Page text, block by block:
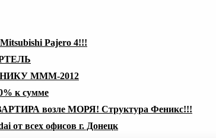
Pajero 4!!!
МММ-2012
к сумме
возле МОРЯ! Структура Феникс!!!
от всех офисов г. Донецк